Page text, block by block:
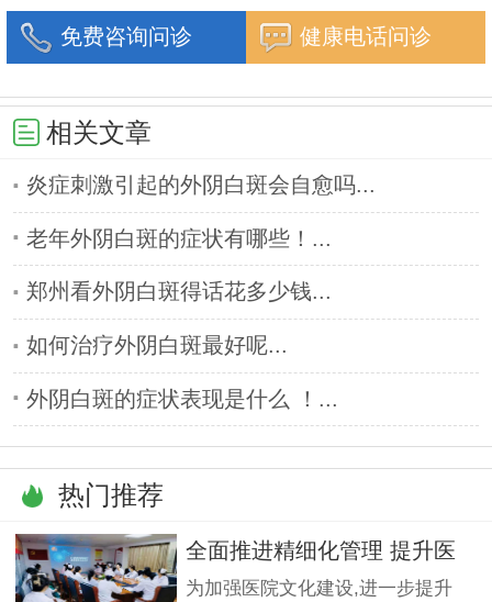
免费咨询问诊 健康电话问诊
相关文章
炎症刺激引起的外阴白斑会自愈吗...
老年外阴白斑的症状有哪些！...
郑州看外阴白斑得话花多少钱...
如何治疗外阴白斑最好呢...
外阴白斑的症状表现是什么 ！...
热门推荐
全面推进精细化管理 提升医
疗服
为加强医院文化建设,进一步提升